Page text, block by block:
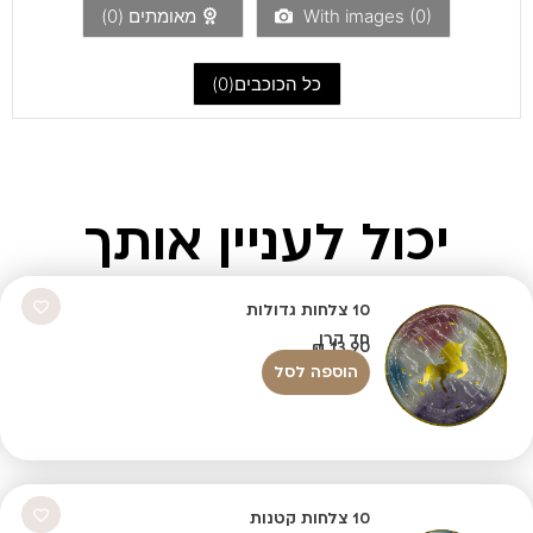
With images (0) מאומתים (0
)
כל הכוכבים(0
)
יכול לעניין אותך
10 צלחות גדולות
חד קרן₪13.90
הוספה לסל
10 צלחות קטנות